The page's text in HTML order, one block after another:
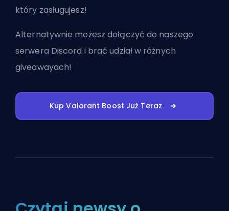
który zasługujesz!
Alternatywnie możeszdołączyć do naszego
serwera Discord i brać udział w różnych
giveawayach!
Kup Valorant Boost Już Teraz